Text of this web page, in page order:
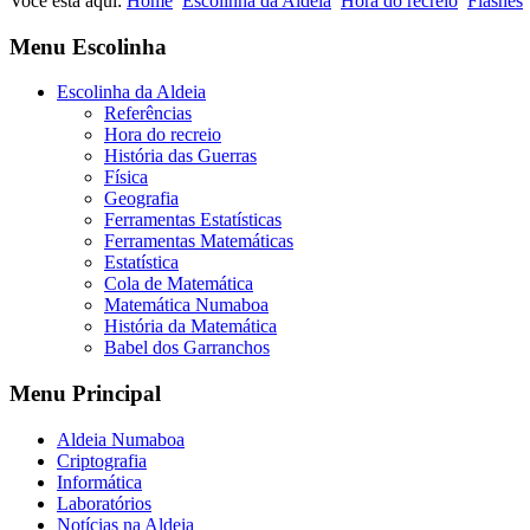
Menu Escolinha
Escolinha da Aldeia
Referências
Hora do recreio
História das Guerras
Física
Geografia
Ferramentas Estatísticas
Ferramentas Matemáticas
Estatística
Cola de Matemática
Matemática Numaboa
História da Matemática
Babel dos Garranchos
Menu Principal
Aldeia Numaboa
Criptografia
Informática
Laboratórios
Notícias na Aldeia